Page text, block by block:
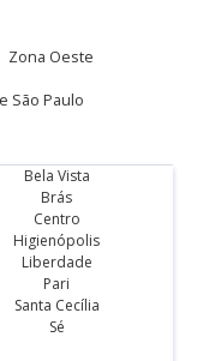
Zona Oeste
São Paulo
Bela Vista
Brás
Centro
Higienópolis
Liberdade
Pari
Santa Cecília
Sé